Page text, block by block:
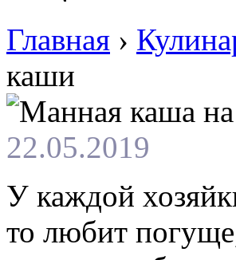
Главная ›
каши
22.05.2019
У каждой
то любит